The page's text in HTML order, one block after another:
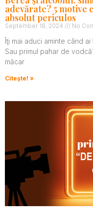
adevărate? 5 motive
absolut periculos
September 18, 2024 No
Îţi mai aduci aminte când
Sau primul pahar de
măcar
Citeşte! »